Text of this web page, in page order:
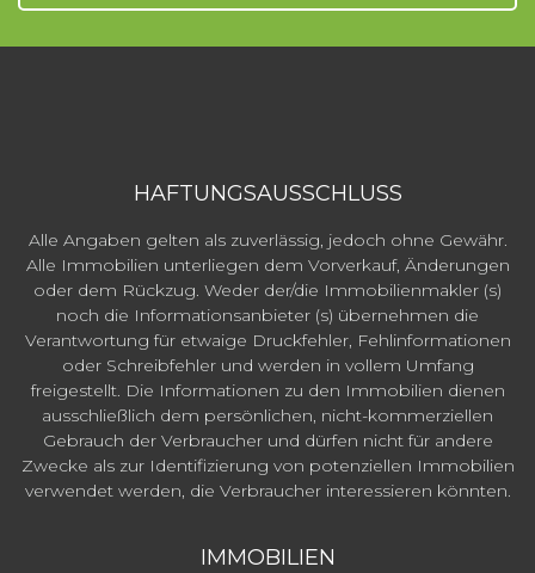
HAFTUNGSAUSSCHLUSS
Alle Angaben gelten als zuverlässig, jedoch ohne Gewähr.
Alle Immobilien unterliegen dem Vorverkauf, Änderungen
oder dem Rückzug. Weder der/die Immobilienmakler (s)
noch die Informationsanbieter (s) übernehmen die
Verantwortung für etwaige Druckfehler, Fehlinformationen
oder Schreibfehler und werden in vollem Umfang
freigestellt. Die Informationen zu den Immobilien dienen
ausschließlich dem persönlichen, nicht-kommerziellen
Gebrauch der Verbraucher und dürfen nicht für andere
Zwecke als zur Identifizierung von potenziellen Immobilien
verwendet werden, die Verbraucher interessieren könnten.
IMMOBILIEN